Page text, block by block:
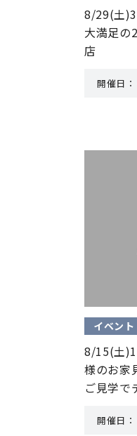
8/29(土
大満足
店
開催日：
イベント
8/15(土
様のお家
ご見学
開催日：